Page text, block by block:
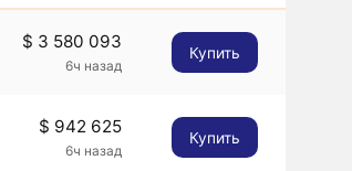
$ 3 580 093
6ч назад
Купить
$ 942 625
6ч назад
Купить